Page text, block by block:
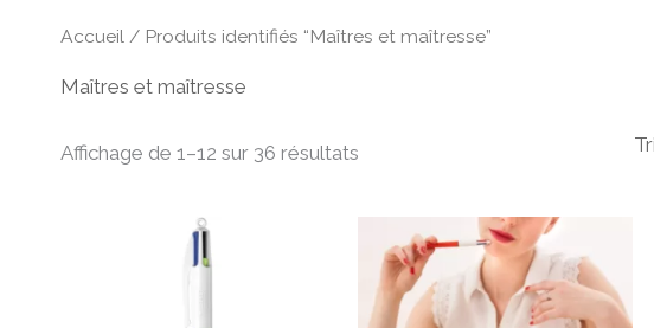
Accueil / Produits identifiés “Maîtres et maîtresse”
Maîtres et maîtresse
Affichage de 1–12 sur 36 résultats